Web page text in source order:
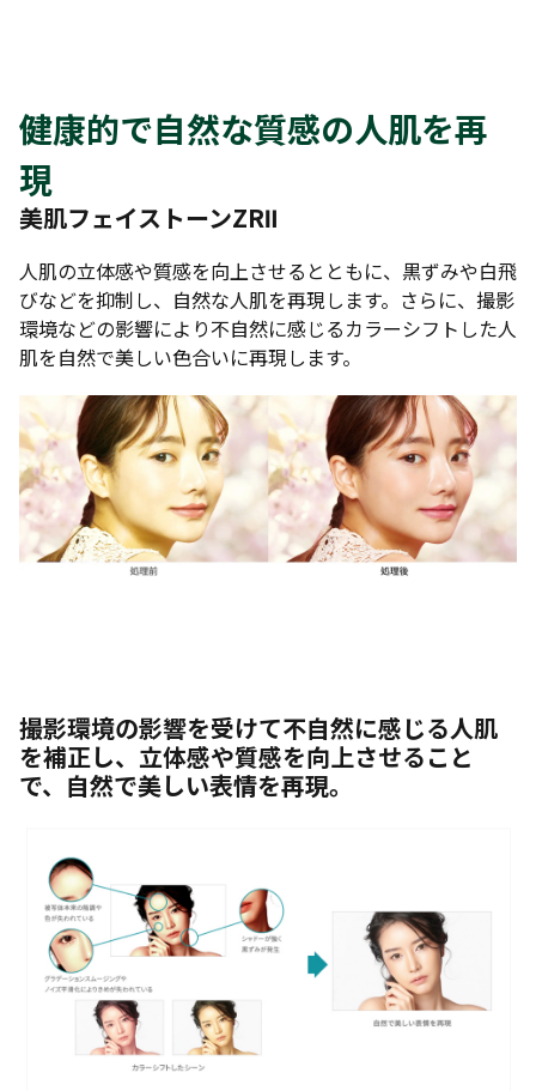
健康的で自然な質感の人肌を再
現
美肌フェイストーンZRⅡ
人肌の立体感や質感を向上させるとともに、黒ずみや白飛
びなどを抑制し、自然な人肌を再現します。さらに、撮影
環境などの影響により不自然に感じるカラーシフトした人
肌を自然で美しい色合いに再現します。
撮影環境の影響を受けて不自然に感じる人肌
を補正し、立体感や質感を向上させること
で、自然で美しい表情を再現。